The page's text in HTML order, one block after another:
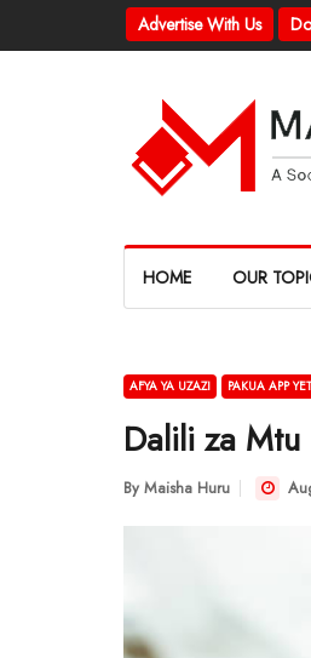
Advertise With Us
HOME OUR
AFYA YA UZAZI PAKUA APP
Dalili za
By Maisha Huru